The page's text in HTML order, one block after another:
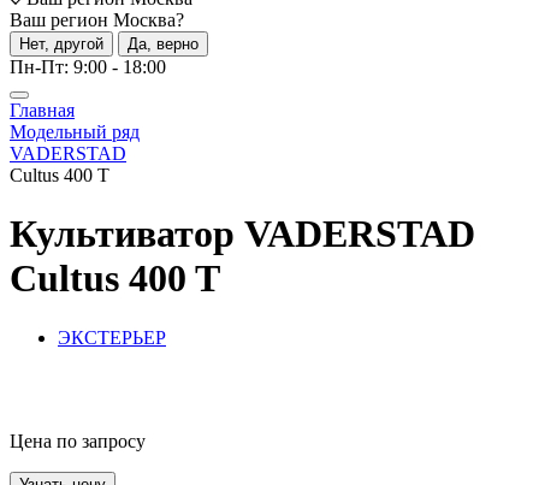
Ваш регион Москва?
Нет, другой Да, верно
Пн-Пт: 9:00 - 18:00
Главная
Модельный ряд
VADERSTAD
Cultus 400 T
Культиватор VADERSTAD
Cultus 400 T
ЭКСТЕРЬЕР
Цена по запросу